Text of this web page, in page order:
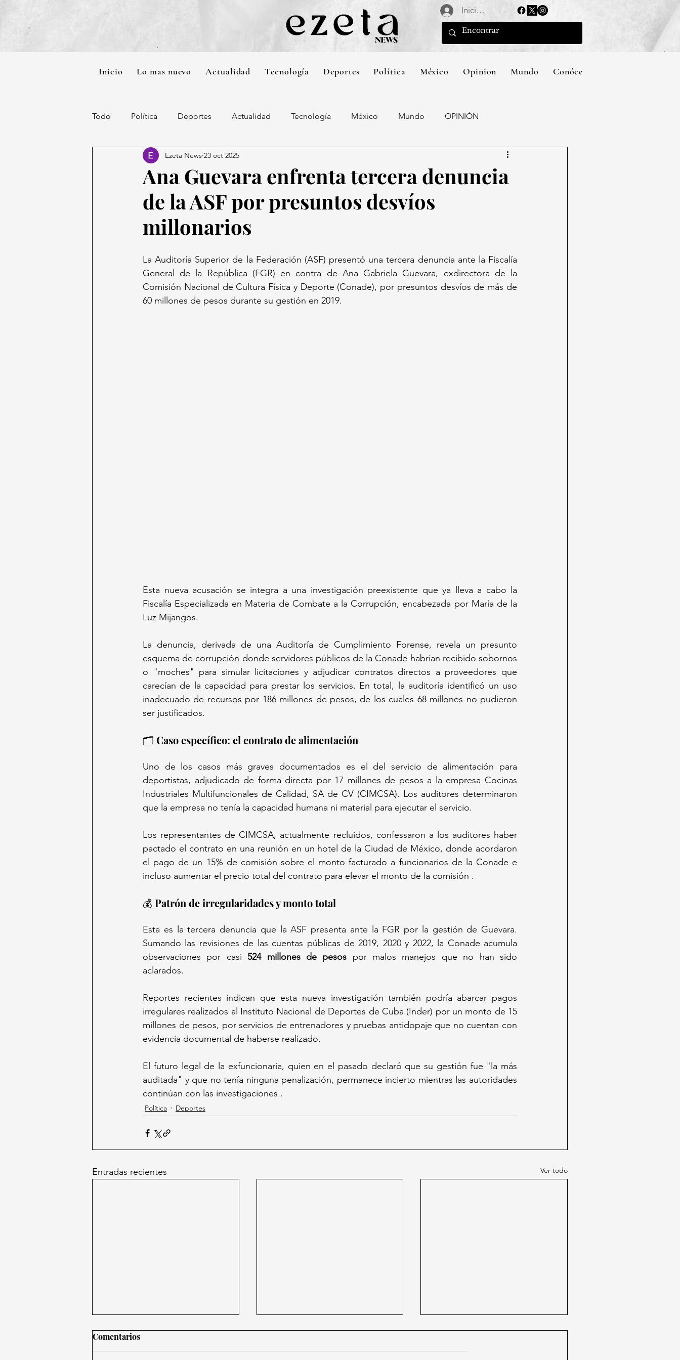
Iniciar sesión
Inicio Lo mas nuevo Actualidad Tecnología Deportes Política México Opinion Mundo Conócenos
Todo Política Deportes Actualidad Tecnología México Mundo OPINIÓN
Ana Guevara enfrenta tercera denuncia
de la ASF por presuntos desvíos
millonarios
Ezeta News 23 oct 2025
La Auditoría Superior de la Federación (ASF) presentó una tercera denuncia ante la Fiscalía
General de la República (FGR) en contra de Ana Gabriela Guevara, exdirectora de la
Comisión Nacional de Cultura Física y Deporte (Conade), por presuntos desvíos de más de
60 millones de pesos durante su gestión en 2019.
Esta nueva acusación se integra a una investigación preexistente que ya lleva a cabo la
Fiscalía Especializada en Materia de Combate a la Corrupción, encabezada por María de la
Luz Mijangos.
La denuncia, derivada de una Auditoría de Cumplimiento Forense, revela un presunto
esquema de corrupción donde servidores públicos de la Conade habrían recibido sobornos
o "moches" para simular licitaciones y adjudicar contratos directos a proveedores que
carecían de la capacidad para prestar los servicios. En total, la auditoría identificó un uso
inadecuado de recursos por 186 millones de pesos, de los cuales 68 millones no pudieron
ser justificados.
🗂️ Caso específico: el contrato de alimentación
Uno de los casos más graves documentados es el del servicio de alimentación para
deportistas, adjudicado de forma directa por 17 millones de pesos a la empresa Cocinas
Industriales Multifuncionales de Calidad, SA de CV (CIMCSA). Los auditores determinaron
que la empresa no tenía la capacidad humana ni material para ejecutar el servicio.
Los representantes de CIMCSA, actualmente recluidos, confessaron a los auditores haber
pactado el contrato en una reunión en un hotel de la Ciudad de México, donde acordaron
el pago de un 15% de comisión sobre el monto facturado a funcionarios de la Conade e
incluso aumentar el precio total del contrato para elevar el monto de la comisión .
💰 Patrón de irregularidades y monto total
Esta es la tercera denuncia que la ASF presenta ante la FGR por la gestión de Guevara.
Sumando las revisiones de las cuentas públicas de 2019, 2020 y 2022, la Conade acumula
observaciones por casi 524 millones de pesos por malos manejos que no han sido
aclarados.
Reportes recientes indican que esta nueva investigación también podría abarcar pagos
irregulares realizados al Instituto Nacional de Deportes de Cuba (Inder) por un monto de 15
millones de pesos, por servicios de entrenadores y pruebas antidopaje que no cuentan con
evidencia documental de haberse realizado.
El futuro legal de la exfuncionaria, quien en el pasado declaró que su gestión fue "la más
auditada" y que no tenía ninguna penalización, permanece incierto mientras las autoridades
continúan con las investigaciones .
Política Deportes
Entradas recientes Ver todo
Comentarios